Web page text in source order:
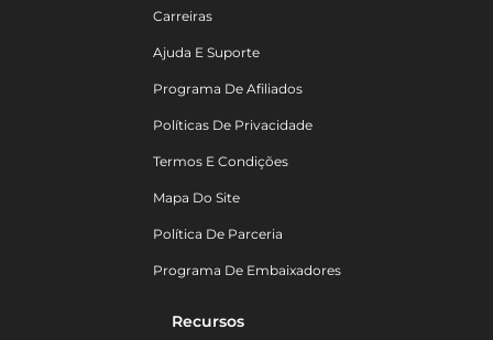
Carreiras
Ajuda E Suporte
Programa De Afiliados
Políticas De Privacidade
Termos E Condições
Mapa Do Site
Política De Parceria
Programa De Embaixadores
Recursos